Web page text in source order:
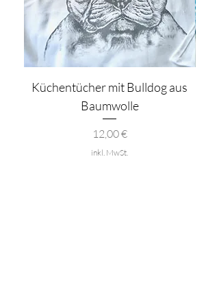
Küchentücher mit Bulldog aus
Baumwolle
Preis
12,00 €
inkl. MwSt.